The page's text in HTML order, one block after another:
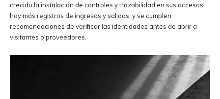
crecido la instalación de controles y trazabilidad en sus accesos;
hay más registros de ingresos y salidas, y se cumplen
recomendaciones de verificar las identidades antes de abrir a
visitantes o proveedores.